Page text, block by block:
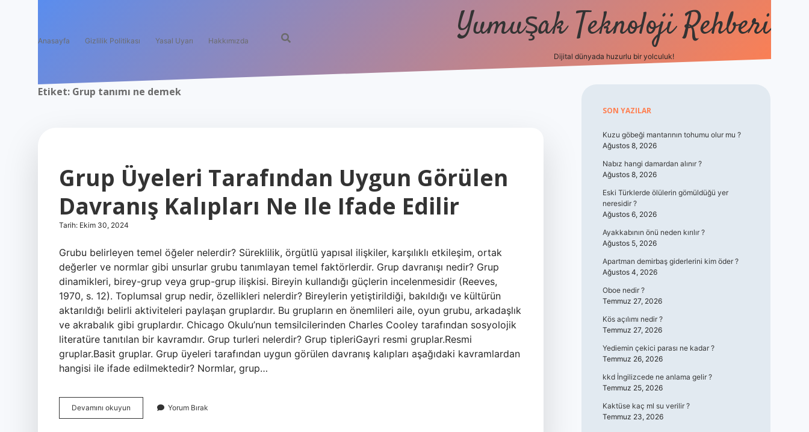
Anasayfa Gizlilik Politikası Yasal Uyarı Hakkımızda Yumuşak Teknoloji Rehberi
Dijital dünyada huzurlu bir yolculuk!
Etiket: Grup tanımı ne demek
Grup Üyeleri Tarafından Uygun Görülen
Davranış Kalıpları Ne Ile Ifade Edilir
Tarih: Ekim 30, 2024
Grubu belirleyen temel öğeler nelerdir? Süreklilik, örgütlü yapısal ilişkiler, karşılıklı etkileşim, ortak
değerler ve normlar gibi unsurlar grubu tanımlayan temel faktörlerdir. Grup davranışı nedir? Grup
dinamikleri, birey-grup veya grup-grup ilişkisi. Bireyin kullandığı güçlerin incelenmesidir (Reeves,
1970, s. 12). Toplumsal grup nedir, özellikleri nelerdir? Bireylerin yetiştirildiği, bakıldığı ve kültürün
aktarıldığı belirli aktiviteleri paylaşan gruplardır. Bu grupların en önemlileri aile, oyun grubu, arkadaşlık
ve akrabalık gibi gruplardır. Chicago Okulu’nun temsilcilerinden Charles Cooley tarafından sosyolojik
literatüre tanıtılan bir kavramdır. Grup turleri nelerdir? Grup tipleriGayri resmi gruplar.Resmi
gruplar.Basit gruplar. Grup üyeleri tarafından uygun görülen davranış kalıpları aşağıdaki kavramlardan
hangisi ile ifade edilmektedir? Normlar, grup…
Devamını okuyun
Üyeleri
Yorum Bırak
Sidebar
SON YAZILAR
Kuzu göbeği mantarının tohumu olur mu ?
Ağustos 8, 2026
Nabız hangi damardan alınır ?
Ağustos 8, 2026
Eski Türklerde ölülerin gömüldüğü yer
neresidir ?
Ağustos 6, 2026
Ayakkabının önü neden kırılır ?
Ağustos 5, 2026
Apartman demirbaş giderlerini kim öder ?
Ağustos 4, 2026
Oboe nedir ?
Temmuz 27, 2026
Kös açılımı nedir ?
Temmuz 27, 2026
Yediemin çekici parası ne kadar ?
Temmuz 26, 2026
kkd İngilizcede ne anlama gelir ?
Temmuz 25, 2026
Kaktüse kaç ml su verilir ?
Temmuz 23, 2026